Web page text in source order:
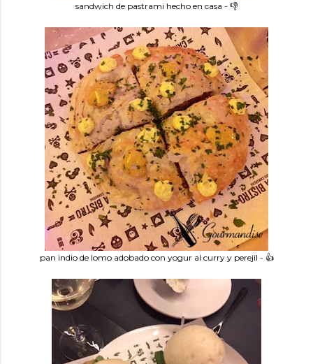
sandwich de pastrami hecho en casa - 👎
pan indio de lomo adobado con yogur al curry y perejil - 👍